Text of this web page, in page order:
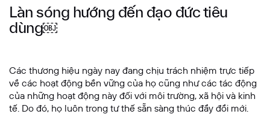
Làn sóng hướng đến đạo đức tiêu
dùng￼
Các thương hiệu ngày nay đang chịu trách nhiệm trực tiếp
về các hoạt động bền vững của họ cũng như các tác động
của những hoạt động này đối với môi trường, xã hội và kinh
tế. Do đó, họ luôn trong tư thế sẵn sàng thúc đẩy đổi mới.
Tên
Công ty